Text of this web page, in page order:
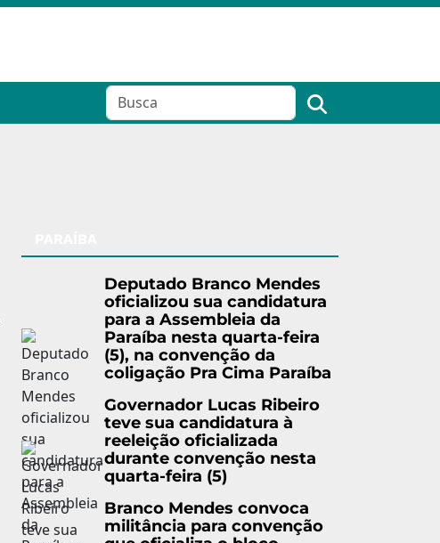
Deputado Branco Mendes
oficializou sua candidatura
para a Assembleia da
Paraíba nesta quarta-feira
(5), na convenção da
coligação Pra Cima Paraíba
Governador Lucas Ribeiro
teve sua candidatura à
reeleição oficializada
durante convenção nesta
quarta-feira (5)
Branco Mendes convoca
militância para convenção